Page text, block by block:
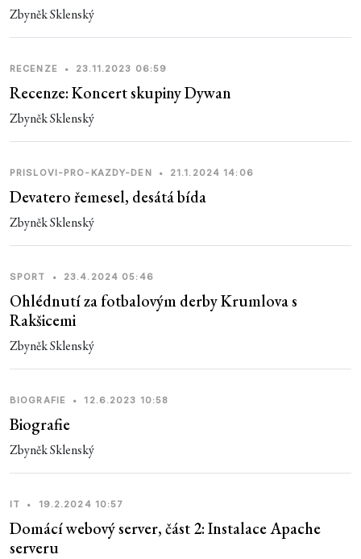
Zbyněk Sklenský
RECENZE • 23.11.2023 06:59
Recenze: Koncert skupiny Dywan
Zbyněk Sklenský
PRISLOVI-PRO-KAZDY-DEN • 21.1.2024 14:06
Devatero řemesel, desátá bída
Zbyněk Sklenský
SPORT • 23.4.2024 05:46
Ohlédnutí za fotbalovým derby Krumlova s
Rakšicemi
Zbyněk Sklenský
BIOGRAFIE • 12.6.2023 10:58
Biografie
Zbyněk Sklenský
IT • 19.2.2024 10:57
Domácí webový server, část 2: Instalace Apache
serveru